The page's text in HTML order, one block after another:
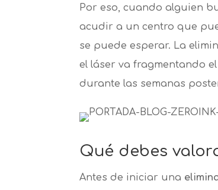
Por eso, cuando alguien
acudir a un centro que
se puede esperar. La
el láser va fragmentando
durante las semanas
Qué debes
Antes de iniciar una